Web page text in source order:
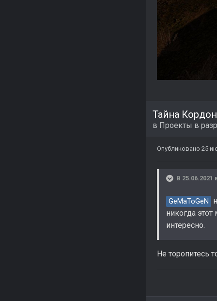
Тайна
в Проекты в
Опубликовано 25
В 25.06.2021
GeMaToGeN
никогда этот
интересно.
Не торопитесь